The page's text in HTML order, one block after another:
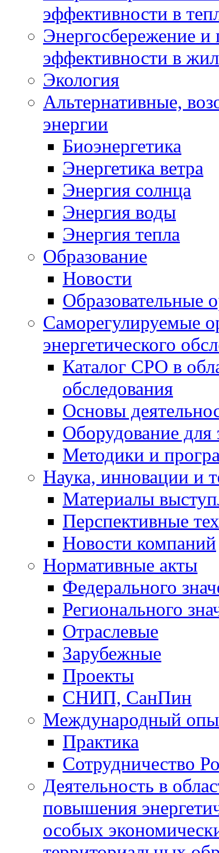
эффективности в
Энергосбережение и
эффективности в
Экология
Альтернативные,
энергии
Биоэнергетика
Энергетика ветра
Энергия солнца
Энергия воды
Энергия тепла
Образование
Новости
Образовательные
Саморегулируемые
энергетического
Каталог СРО в
обследования
Основы
Оборудование для
Методики и
Наука, инновации и
Материалы
Перспективные
Новости компаний
Нормативные акты
Федерального
Регионального
Отраслевые
Зарубежные
Проекты
СНИП, СанПин
Международный
Практика
Сотрудничество
Деятельность в
повышения
особых